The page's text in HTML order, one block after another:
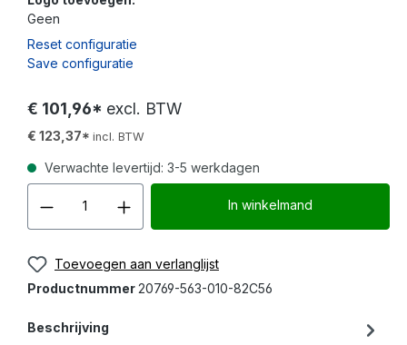
Geen
Reset configuratie
Save configuratie
€ 101,96* excl. BTW
€ 123,37* incl. BTW
Verwachte levertijd: 3-5 werkdagen
Producthoeveelheid:
In winkelmand
Toevoegen aan verlanglijst
Productnummer20769-563-010-82C56
Beschrijving